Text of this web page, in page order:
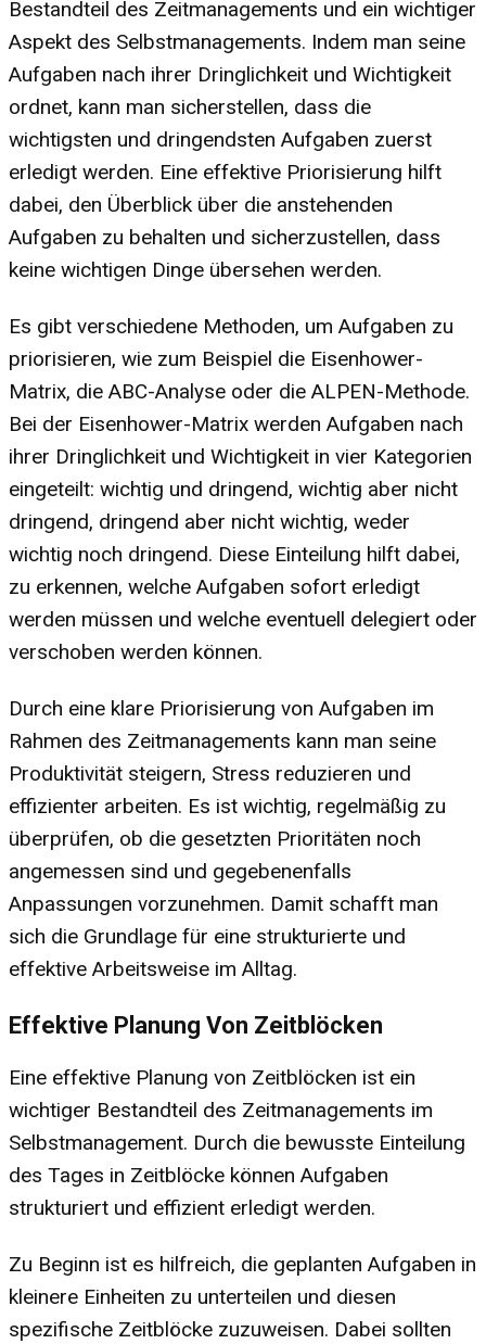
Bestandteil des Zeitmanagements und ein wichtiger
Aspekt des Selbstmanagements. Indem man seine
Aufgaben nach ihrer Dringlichkeit und Wichtigkeit
ordnet, kann man sicherstellen, dass die
wichtigsten und dringendsten Aufgaben zuerst
erledigt werden. Eine effektive Priorisierung hilft
dabei, den Überblick über die anstehenden
Aufgaben zu behalten und sicherzustellen, dass
keine wichtigen Dinge übersehen werden.
Es gibt verschiedene Methoden, um Aufgaben zu
priorisieren, wie zum Beispiel die Eisenhower-
Matrix, die ABC-Analyse oder die ALPEN-Methode.
Bei der Eisenhower-Matrix werden Aufgaben nach
ihrer Dringlichkeit und Wichtigkeit in vier Kategorien
eingeteilt: wichtig und dringend, wichtig aber nicht
dringend, dringend aber nicht wichtig, weder
wichtig noch dringend. Diese Einteilung hilft dabei,
zu erkennen, welche Aufgaben sofort erledigt
werden müssen und welche eventuell delegiert oder
verschoben werden können.
Durch eine klare Priorisierung von Aufgaben im
Rahmen des Zeitmanagements kann man seine
Produktivität steigern, Stress reduzieren und
effizienter arbeiten. Es ist wichtig, regelmäßig zu
überprüfen, ob die gesetzten Prioritäten noch
angemessen sind und gegebenenfalls
Anpassungen vorzunehmen. Damit schafft man
sich die Grundlage für eine strukturierte und
effektive Arbeitsweise im Alltag.
Effektive Planung Von Zeitblöcken
Eine effektive Planung von Zeitblöcken ist ein
wichtiger Bestandteil des Zeitmanagements im
Selbstmanagement. Durch die bewusste Einteilung
des Tages in Zeitblöcke können Aufgaben
strukturiert und effizient erledigt werden.
Zu Beginn ist es hilfreich, die geplanten Aufgaben in
kleinere Einheiten zu unterteilen und diesen
spezifische Zeitblöcke zuzuweisen. Dabei sollten